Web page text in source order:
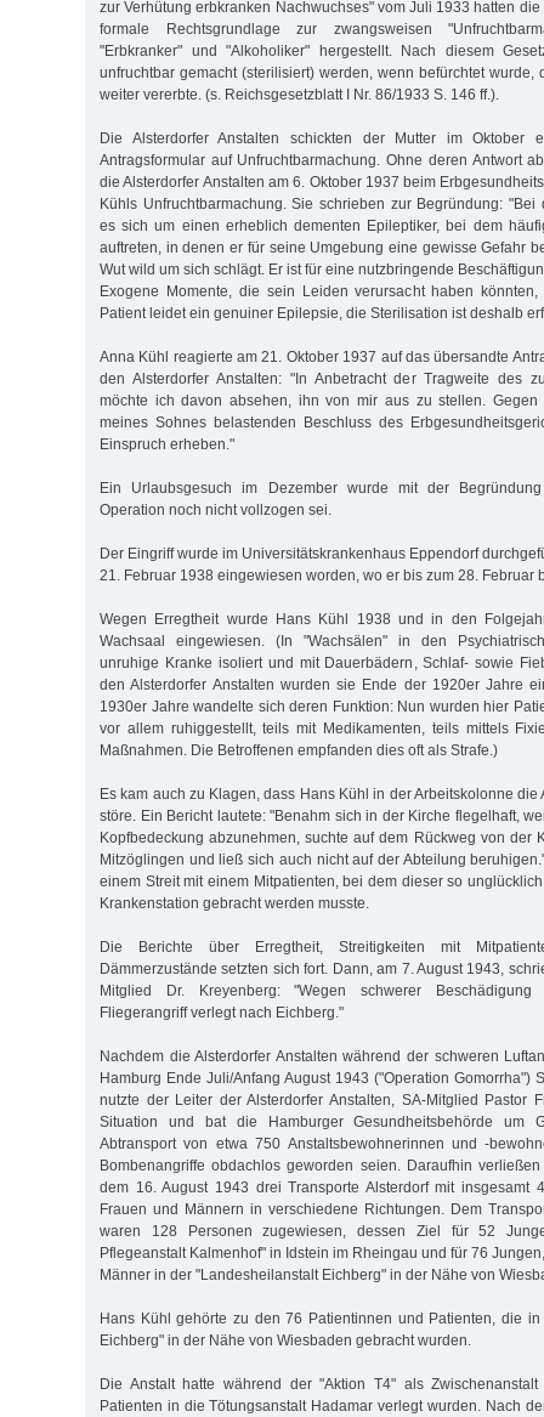
zur Verhütung erbkranken Nachwuchses" vom Juli 1933 hatten
formale Rechtsgrundlage zur zwangsweisen
"Erbkranker" und "Alkoholiker" hergestellt. Nach diesem
unfruchtbar gemacht (sterilisiert) werden, wenn befürchtet wurde,
weiter vererbte. (s. Reichsgesetzblatt I Nr. 86/1933 S. 146 ff.).
Die Alsterdorfer Anstalten schickten der Mutter im Oktober
Antragsformular auf Unfruchtbarmachung. Ohne deren Antwort
die Alsterdorfer Anstalten am 6. Oktober 1937 beim
Kühls Unfruchtbarmachung. Sie schrieben zur Begründung: "Bei
es sich um einen erheblich dementen Epileptiker, bei dem
auftreten, in denen er für seine Umgebung eine gewisse Gefahr
Wut wild um sich schlägt. Er ist für eine nutzbringende
Exogene Momente, die sein Leiden verursacht haben
Patient leidet ein genuiner Epilepsie, die Sterilisation ist deshalb
Anna Kühl reagierte am 21. Oktober 1937 auf das übersandte
den Alsterdorfer Anstalten: "In Anbetracht der Tragweite des
möchte ich davon absehen, ihn von mir aus zu stellen. Gegen
meines Sohnes belastenden Beschluss des
Einspruch erheben."
Ein Urlaubsgesuch im Dezember wurde mit der
Operation noch nicht vollzogen sei.
Der Eingriff wurde im Universitätskrankenhaus Eppendorf
21. Februar 1938 eingewiesen worden, wo er bis zum 28. Februar
Wegen Erregtheit wurde Hans Kühl 1938 und in den
Wachsaal eingewiesen. (In "Wachsälen" in den
unruhige Kranke isoliert und mit Dauerbädern, Schlaf- sowie
den Alsterdorfer Anstalten wurden sie Ende der 1920er Jahre
1930er Jahre wandelte sich deren Funktion: Nun wurden hier
vor allem ruhiggestellt, teils mit Medikamenten, teils mittels
Maßnahmen. Die Betroffenen empfanden dies oft als Strafe.)
Es kam auch zu Klagen, dass Hans Kühl in der Arbeitskolonne die
störe. Ein Bericht lautete: "Benahm sich in der Kirche flegelhaft,
Kopfbedeckung abzunehmen, suchte auf dem Rückweg von der
Mitzöglingen und ließ sich auch nicht auf der Abteilung
einem Streit mit einem Mitpatienten, bei dem dieser so
Krankenstation gebracht werden musste.
Die Berichte über Erregtheit, Streitigkeiten mit
Dämmerzustände setzten sich fort. Dann, am 7. August 1943,
Mitglied Dr. Kreyenberg: "Wegen schwerer
Fliegerangriff verlegt nach Eichberg."
Nachdem die Alsterdorfer Anstalten während der schweren
Hamburg Ende Juli/Anfang August 1943 ("Operation Gomorrha")
nutzte der Leiter der Alsterdorfer Anstalten, SA-Mitglied Pastor
Situation und bat die Hamburger Gesundheitsbehörde um
Abtransport von etwa 750 Anstaltsbewohnerinnen und -
Bombenangriffe obdachlos geworden seien. Daraufhin
dem 16. August 1943 drei Transporte Alsterdorf mit insgesamt
Frauen und Männern in verschiedene Richtungen. Dem
waren 128 Personen zugewiesen, dessen Ziel für 52
Pflegeanstalt Kalmenhof" in Idstein im Rheingau und für 76
Männer in der "Landesheilanstalt Eichberg" in der Nähe von
Hans Kühl gehörte zu den 76 Patientinnen und Patienten, die
Eichberg" in der Nähe von Wiesbaden gebracht wurden.
Die Anstalt hatte während der "Aktion T4" als
Patienten in die Tötungsanstalt Hadamar verlegt wurden. Nach